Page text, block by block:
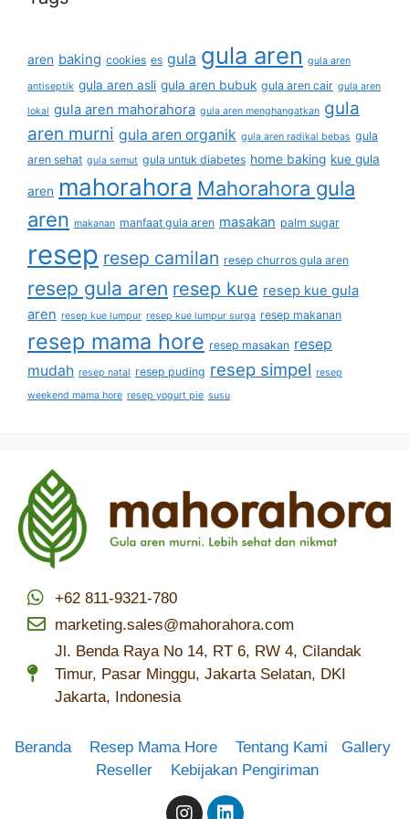
aren baking cookies es gula gula aren gula aren
antiseptik gula aren asli gula aren bubuk gula aren cair gula aren
lokal gula aren mahorahora gula aren menghangatkan gula
aren murni gula aren organik gula aren radikal bebas gula
aren sehat gula semut gula untuk diabetes home baking kue gula
aren mahorahora Mahorahora gula
aren makanan manfaat gula aren masakan palm sugar
resep resep camilan resep churros gula aren
resep gula aren resep kue resep kue gula
aren resep kue lumpur resep kue lumpur surga resep makanan
resep mama hore resep masakan resep
mudah resep natal resep puding resep simpel resep
weekend mama hore resep yogurt pie susu
+62 811-9321-780
marketing.sales@mahorahora.com
Jl. Benda Raya No 14, RT 6, RW 4, Cilandak
Timur, Pasar Minggu, Jakarta Selatan, DKI
Jakarta, Indonesia
Beranda Resep Mama Hore Tentang Kami
Gallery
Reseller
Kebijakan Pengiriman